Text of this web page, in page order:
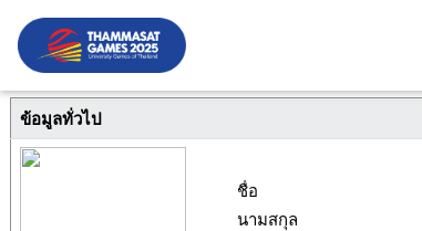
ข้อมูลทั่วไป
ชื่อ
นามสกุล